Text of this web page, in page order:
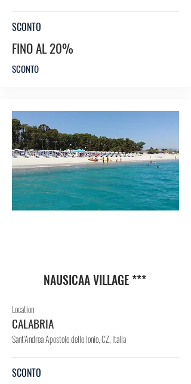
SCONTO
FINO AL 20%
SCONTO
NAUSICAA VILLAGE ***
Location
CALABRIA
Sant'Andrea Apostolo dello Ionio, CZ, Italia
SCONTO